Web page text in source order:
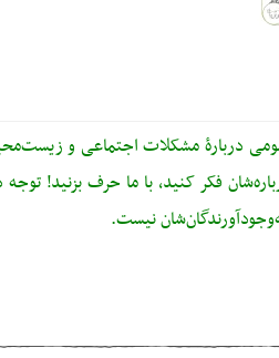
دربارهٔ مشکلات اجتماعی و
فکر کنید، با ما حرف بزنید!
نیست.